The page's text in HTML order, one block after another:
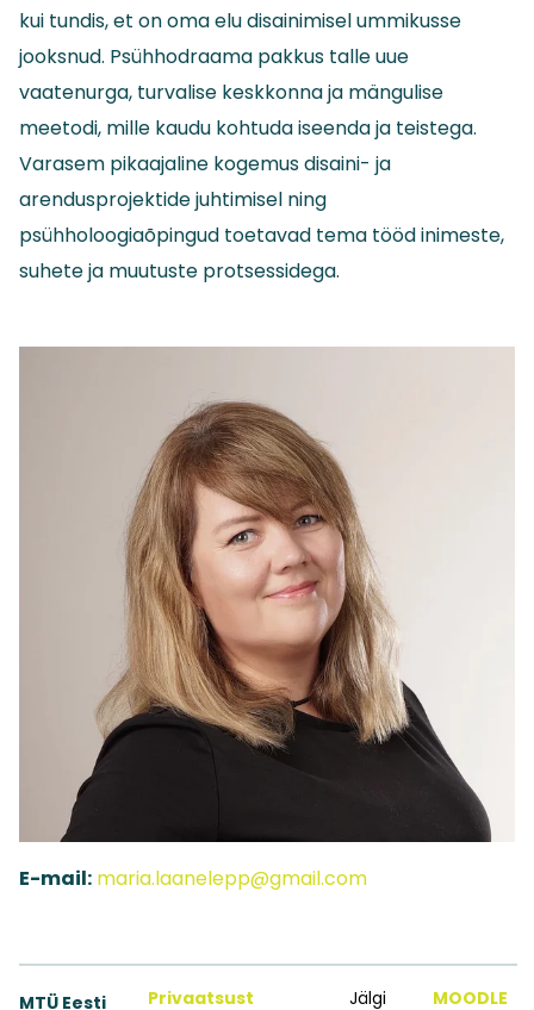
E-mail: maria.laanelepp@gmail.com
kui tundis, et on oma elu disainimisel ummikusse
jooksnud. Psühhodraama pakkus talle uue
vaatenurga, turvalise keskkonna ja mängulise
meetodi, mille kaudu kohtuda iseenda ja teistega.
Varasem pikaajaline kogemus disaini- ja
arendusprojektide juhtimisel ning
psühholoogiaõpingud toetavad tema tööd inimeste,
suhete ja muutuste protsessidega.
MTÜ Eesti Privaatsust Jälgi MOODLE